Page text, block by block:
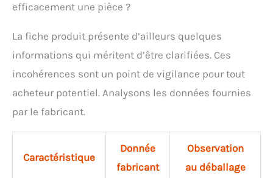
efficacement une pièce ?
La fiche produit présente d’ailleurs quelques
informations qui méritent d’être clarifiées. Ces
incohérences sont un point de vigilance pour tout
acheteur potentiel. Analysons les données fournies
par le fabricant.
Caractéristique
Donnée
fabricant
Observation
au déballage